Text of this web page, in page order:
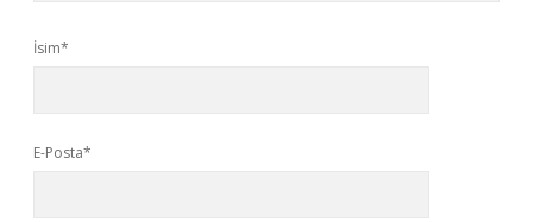
İsim*
E-Posta*